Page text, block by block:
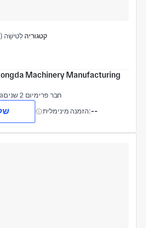
קטגוריה לְטִישָׁה
Machinery Manufacturing
חבר פרימיום 2 שנים
הזמנה מינימלית:--